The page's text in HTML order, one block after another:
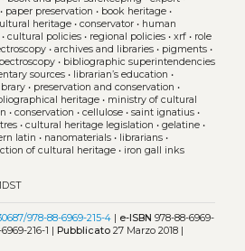
paper preservation • book heritage•
heritage• conservator• human
• cultural policies• regional policies• xrf• role
• archives and libraries• pigments•
• bibliographic superintendencies
sources• librarian’s education •
• preservation and conservation •
heritage• ministry of cultural
• conservation • cellulose• saint ignatius•
• cultural heritage legislation • gelatine•
latin • nanomaterials• librarians•
of cultural heritage• iron gall inks
978-88-6969-215-4| e-ISBN 978-88-6969-
216-1 | Pubblicato27 Marzo 2018 |